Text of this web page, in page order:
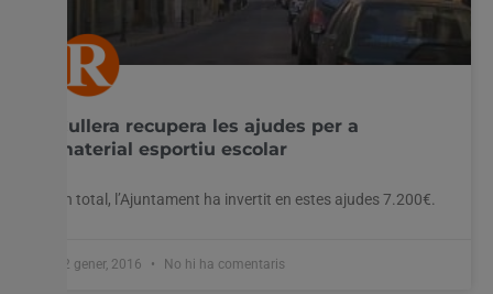
Cullera recupera les ajudes per a
material esportiu escolar
En total, l’Ajuntament ha invertit en estes ajudes 7.200€.
22 gener, 2016 No hi ha comentaris